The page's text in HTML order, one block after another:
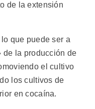
de la extensión
que puede ser a
de la producción de
el cultivo
los cultivos de
en cocaína.